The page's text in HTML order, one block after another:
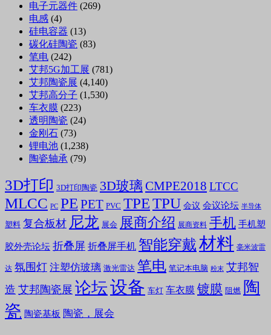
电子元器件 (269)
电感 (4)
硅电容器 (13)
碳化硅陶瓷 (83)
笔电 (242)
艾邦5G加工展 (781)
艾邦陶瓷展 (4,140)
艾邦高分子 (1,530)
车衣膜 (223)
透明陶瓷 (24)
金刚石 (73)
锂电池 (1,238)
陶瓷轴承 (79)
3D打印 3D打印陶瓷 3D玻璃 CMPE2018 LTCC
MLCC PC PE PET PVC TPETPU 会议 会议论坛 半导体
塑料 复合板材 尼龙 展会 展商介绍 展商资料 手机 手机塑
胶外壳论坛 折叠屏 折叠屏手机 智能穿戴材料 毫米波雷
达 氛围灯 注塑仿玻璃 激光雷达 笔电 笔记本电脑 粉末 艾邦智
造 艾邦陶瓷展 论坛设备 车灯 车衣膜 镀膜 阻燃 陶
瓷 陶瓷基板 陶瓷，展会